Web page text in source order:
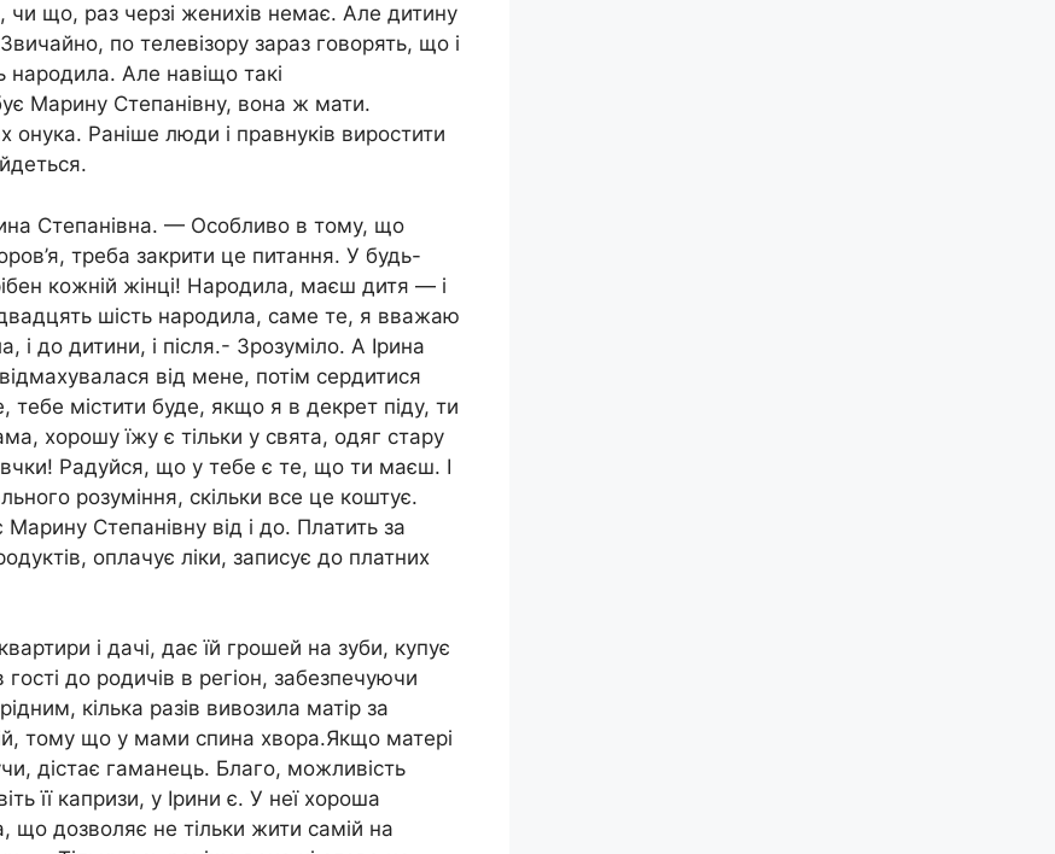
чи що, раз черзі женихів немає. Але дитину
по телевізору зараз говорять, що і
народила. Але навіщо такі
Марину Степанівну, вона ж мати.
Раніше люди і правнуків виростити
Степанівна. — Особливо в тому, що
треба закрити це питання. У будь-
кожній жінці! Народила, маєш дитя — і
шість народила, саме те, я вважаю
і до дитини, і після.- Зрозуміло. А Ірина
від мене, потім сердитися
містити буде, якщо я в декрет піду, ти
хорошу їжу є тільки у свята, одяг стару
Радуйся, що у тебе є те, що ти маєш. І
розуміння, скільки все це коштує.
Степанівну від і до. Платить за
оплачує ліки, записує до платних
і дачі, дає їй грошей на зуби, купує
до родичів в регіон, забезпечуючи
кілька разів вивозила матір за
тому що у мами спина хвора.Якщо матері
дістає гаманець. Благо, можливість
її капризи, у Ірини є. У неї хороша
що дозволяє не тільки жити самій на